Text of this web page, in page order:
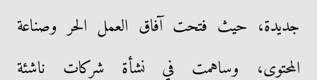
جديدة، حيث فتحت آفاق العمل الحر وصناعة
المحتوى، وساهمت في نشأة شركات ناشئة